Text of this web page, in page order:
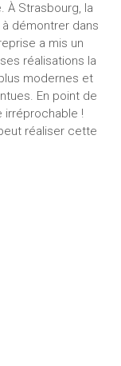
À Strasbourg, la
démontrer dans
a mis un
réalisations la
modernes et
En point de
irréprochable !
réaliser cette